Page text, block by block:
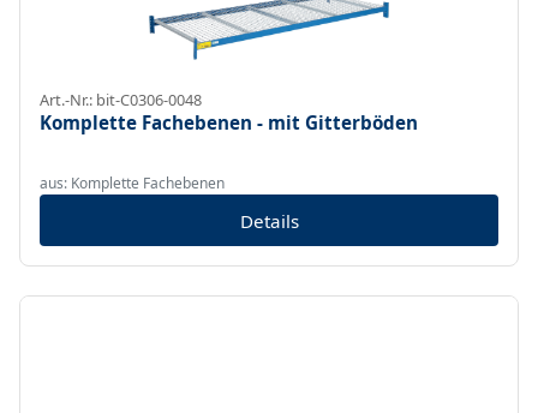
Art.-Nr.: bit-C0306-0048
Komplette Fachebenen - mit Gitterböden
aus: Komplette Fachebenen
Details